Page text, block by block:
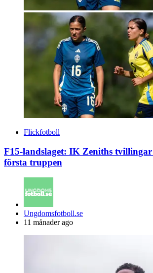
Flickfotboll
F15-landslaget: IK Zeniths
första truppen
Posted
by
Ungdomsfotboll.se
11 månader ago